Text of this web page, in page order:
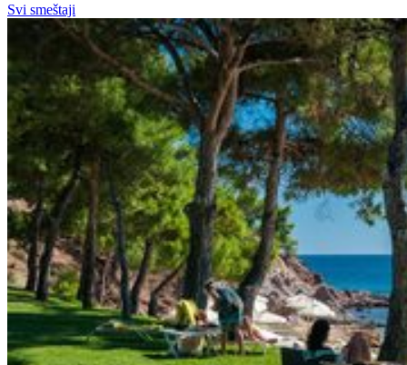
Svi smeštaji